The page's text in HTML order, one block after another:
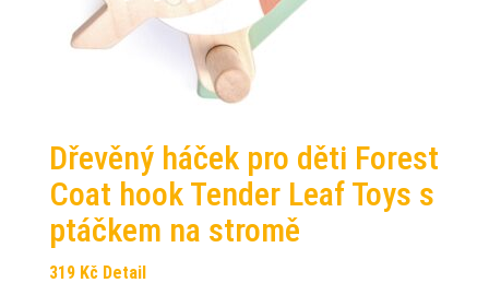
Dřevěný háček pro děti Forest
Coat hook Tender Leaf Toys s
ptáčkem na stromě
319 Kč Detail